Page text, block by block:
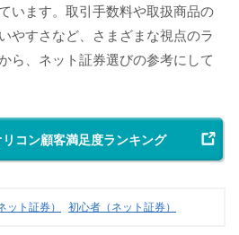
います。取引手数料や取扱商品の
やすさなど、さまざまな視点のラ
ら、ネット証券選びの参考にして
コン顧客満足度ランキング
ット証券） 初心者（ネット証券）